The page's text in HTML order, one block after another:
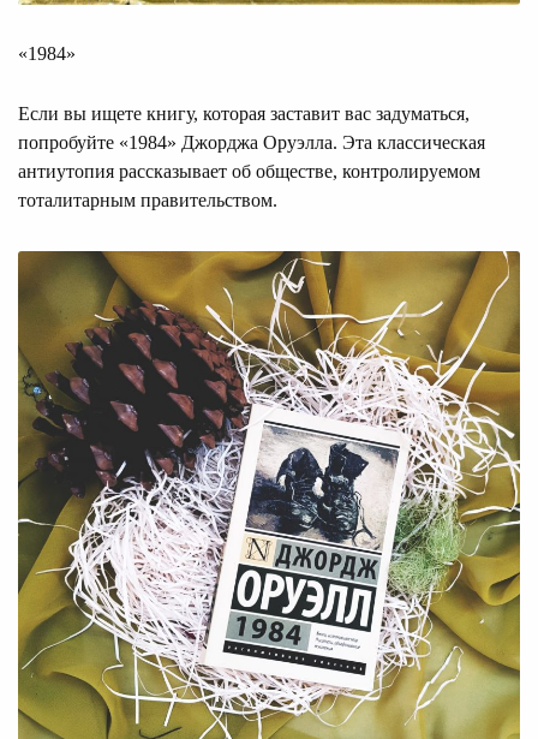
«1984»
Если вы ищете книгу, которая заставит вас задуматься,
попробуйте «1984» Джорджа Оруэлла. Эта классическая
антиутопия рассказывает об обществе, контролируемом
тоталитарным правительством.